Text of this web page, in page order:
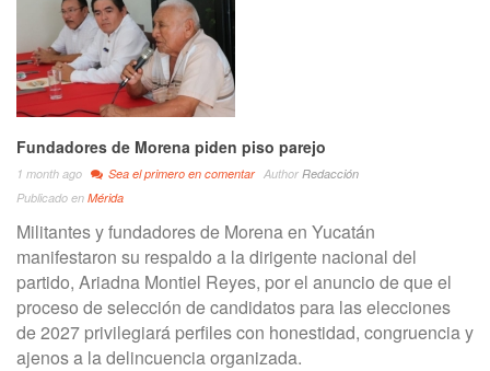
Fundadores de Morena piden piso parejo
1 month ago Sea el primero en comentar Author Redacción
Publicado en Mérida
Militantes y fundadores de Morena en Yucatán
manifestaron su respaldo a la dirigente nacional del
partido, Ariadna Montiel Reyes, por el anuncio de que el
proceso de selección de candidatos para las elecciones
de 2027 privilegiará perfiles con honestidad, congruencia y
ajenos a la delincuencia organizada.